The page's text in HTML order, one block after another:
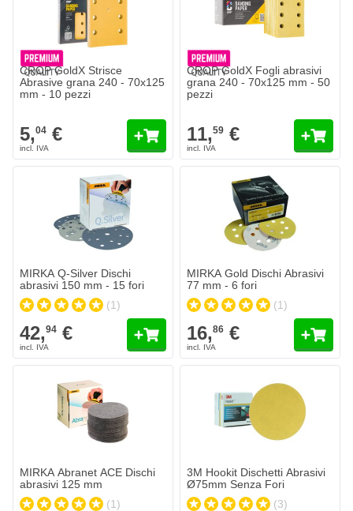
CROP GoldX Strisce
Abrasive grana 240 - 70x125
mm - 10 pezzi
5,04 €
CROP GoldX Fogli abrasivi
grana 240 - 70x125 mm - 50
pezzi
11,59 €
MIRKA Q-Silver Dischi abrasivi 150 mm - 15 fori
Spedito oggi
Quantità
Aggiungi al Carrello
MIRKA Q-Silver Dischi
abrasivi 150 mm - 15 fori
(1)
42,94 €
MIRKA Gold Dischi Abrasivi 77
Spedito oggi
€
Quantità
Aggiungi
MIRKA Gold Dischi Abrasivi
77 mm - 6 fori
(1)
16,86 €
Spedito oggi
€
Aggiungi al Carrello
MIRKA Abranet ACE Dischi
abrasivi 125 mm
(1)
Spedito oggi
€
Quantità
Aggiungi
3M Hookit Dischetti Abrasivi
Ø75mm Senza Fori
(3)